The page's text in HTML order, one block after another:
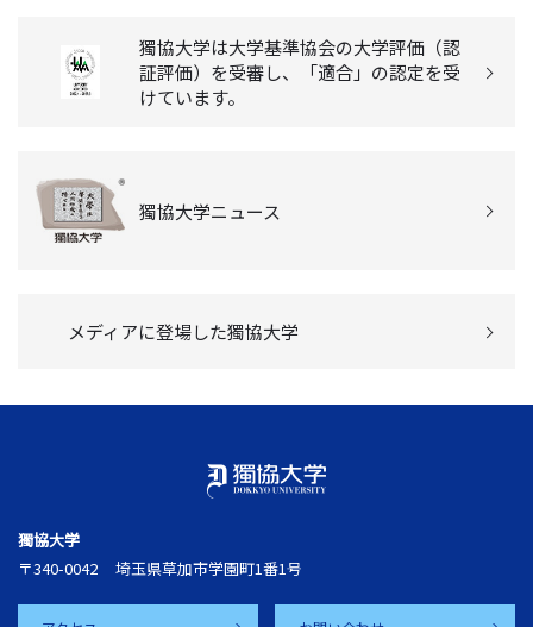
獨協大学は大学基準協会の大学評価（認
証評価）を受審し、「適合」の認定を受
けています。
獨協大学ニュース
メディアに登場した獨協大学
獨協大学
〒340-0042
埼玉県草加市学園町1番1号